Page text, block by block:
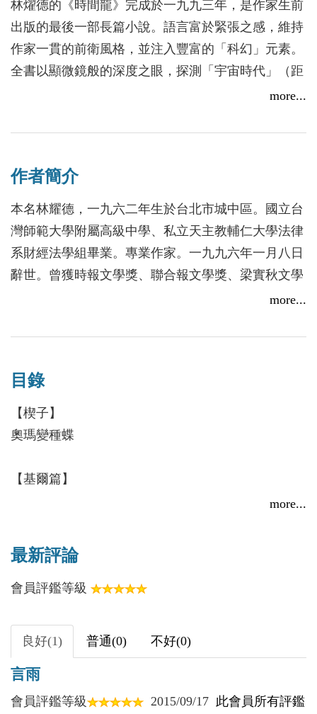
林燿德的《時間龍》完成於一九九三年，是作家生前
出版的最後一部長篇小說。語言富於緊張之感，維持
作家一貫的前衛風格，並注入豐富的「科幻」元素。
全書以顯微鏡般的深度之眼，探測「宇宙時代」（距
今約七、八百年後的未來世界）人類面對權力與欲望
無法將血腥與屠戮「包括在外」。評論家多半指出小
而，讀者或可從中開鑿更多的線索，關於人類文明價
值的延續，生態又如何在死滅和新生間曲現了移動的
軌跡……。
more...
作者簡介
本名林耀德，一九六二年生於台北市城中區。國立台
灣師範大學附屬高級中學、私立天主教輔仁大學法律
系財經法學組畢業。專業作家。一九九六年一月八日
辭世。曾獲時報文學獎、聯合報文學獎、梁實秋文學
獎、全國優秀青年詩人獎、全國學生文學獎、國家文
著有短篇小說集《惡地形》、《大東區》、《非常的
百合》、《大日如來》、《時間龍》；詩集《銀碗盛
雪》、《都市終端機》、《妳不瞭解我的哀愁是怎樣
一回事》、《都市之甍》、《一九九○》、《不要驚
世》、《迷宮零件》、《鋼鐵蝴蝶》；評論集《一九
《敏感地帶──探索小說的意識真象》等。二○○一年
楊宗翰曾主編一套五冊之「林燿德佚文選」(《新世
的版圖》、《地獄的佈道者》)，收錄作者人生最後
五年間的散佚發表作品，包含詩、散文、小說、翻譯
與評論。
more...
目錄
【楔子】
奧瑪變種蝶
【基爾篇】
【奧瑪篇】
巨像族
新大陸
黑蟻與多巴哥
more...
最新評論
會員評鑑等級
良好(1) 普通(0) 不好(0)
言雨
會員評鑑等級 2015/09/17 此會員所有評鑑